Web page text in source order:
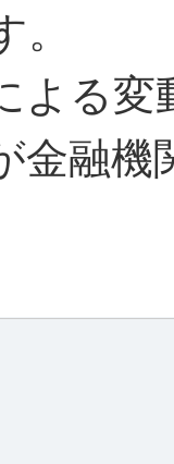
よる変
融機